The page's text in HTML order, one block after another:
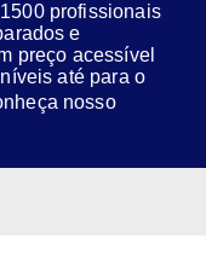
profissionais
e
preço acessível
até para o
nosso